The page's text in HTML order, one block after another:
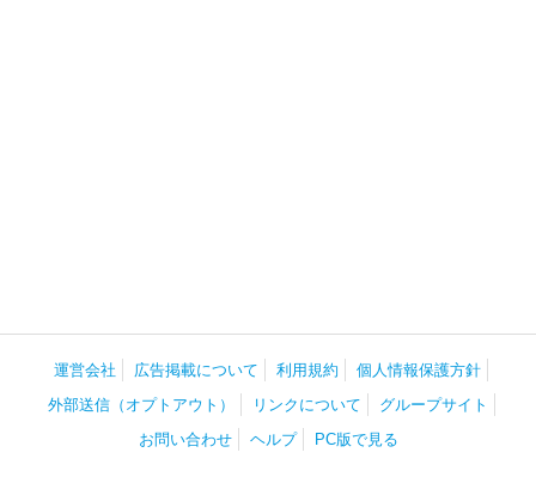
運営会社 広告掲載について 利用規約
個人情報保護方針
外部送信（オプトアウト）
リンクについて
グループサイト
お問い合わせ
ヘルプ PC版で見る